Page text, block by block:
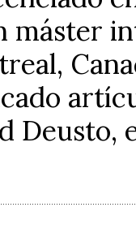
máster
Deusto,